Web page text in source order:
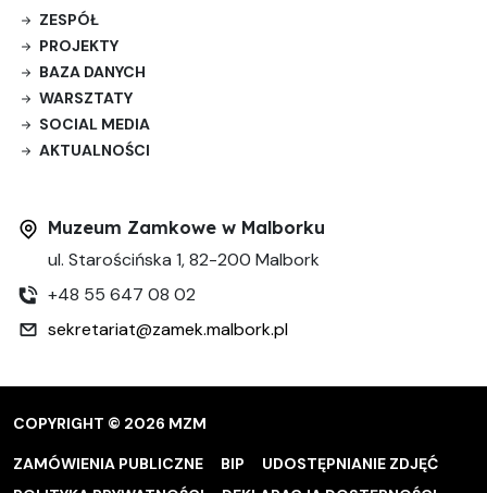
ZESPÓŁ
PROJEKTY
BAZA DANYCH
WARSZTATY
SOCIAL MEDIA
AKTUALNOŚCI
Muzeum Zamkowe w Malborku
ul. Starościńska 1, 82-200 Malbork
+48 55 647 08 02
sekretariat@zamek.malbork.pl
COPYRIGHT © 2026 MZM
ZAMÓWIENIA PUBLICZNE BIP
UDOSTĘPNIANIE ZDJĘĆ